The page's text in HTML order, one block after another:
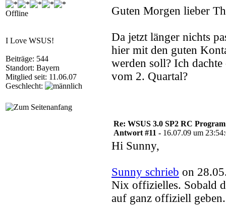
Offline
I Love WSUS!
Beiträge: 544
Standort: Bayern
Mitglied seit: 11.06.07
Geschlecht:
Guten Morgen lieber
Da jetzt länger nichts
hier mit den guten
werden soll? Ich
vom 2. Quartal?
Re: WSUS 3.0 SP2 RC
Antwort #11 - 16.07.09 um
Hi Sunny,
Sunny schrieb on
Nix offizielles. Sobald
auf ganz offiziell